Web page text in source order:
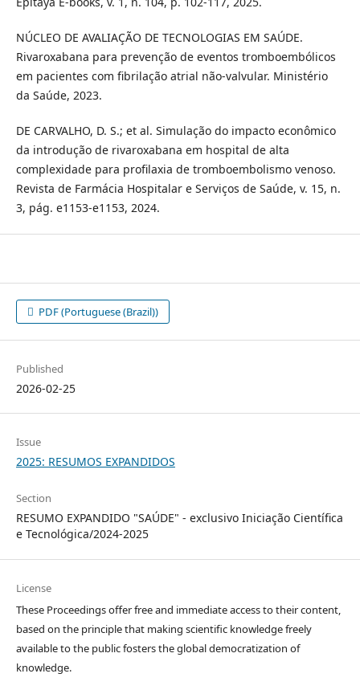
NÚCLEO DE AVALIAÇÃO DE TECNOLOGIAS EM SAÚDE.
Rivaroxabana para prevenção de eventos tromboembólicos
em pacientes com fibrilação atrial não-valvular. Ministério
da Saúde, 2023.
DE CARVALHO, D. S.; et al. Simulação do impacto econômico
da introdução de rivaroxabana em hospital de alta
complexidade para profilaxia de tromboembolismo venoso.
Revista de Farmácia Hospitalar e Serviços de Saúde, v. 15, n.
3, pág. e1153-e1153, 2024.
PDF (Portuguese (Brazil))
Published
2026-02-25
Issue
2025: RESUMOS EXPANDIDOS
Section
RESUMO EXPANDIDO "SAÚDE" - exclusivo Iniciação Científica
e Tecnológica/2024-2025
License
These Proceedings offer free and immediate access to their content,
based on the principle that making scientific knowledge freely
available to the public fosters the global democratization of
knowledge.